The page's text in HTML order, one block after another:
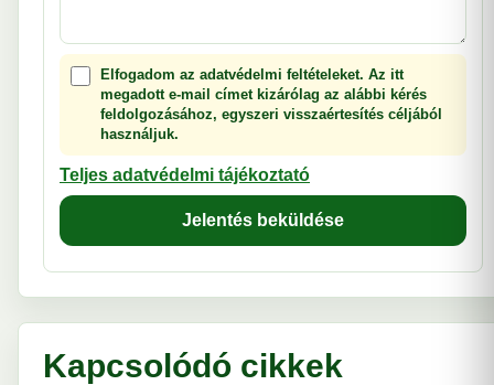
Elfogadom az adatvédelmi feltételeket. Az itt
megadott e-mail címet kizárólag az alábbi kérés
feldolgozásához, egyszeri visszaértesítés céljából
használjuk.
Teljes adatvédelmi tájékoztató
Jelentés beküldése
Kapcsolódó cikkek